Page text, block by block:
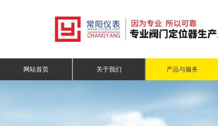
网站首页 关于我们 产品与服务